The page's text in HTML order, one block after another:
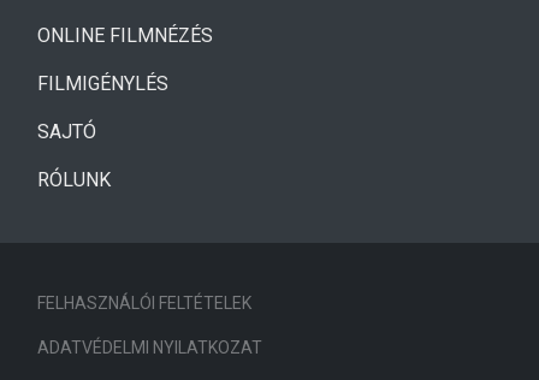
ONLINE FILMNÉZÉS
FILMIGÉNYLÉS
SAJTÓ
RÓLUNK
FELHASZNÁLÓI FELTÉTELEK
ADATVÉDELMI NYILATKOZAT